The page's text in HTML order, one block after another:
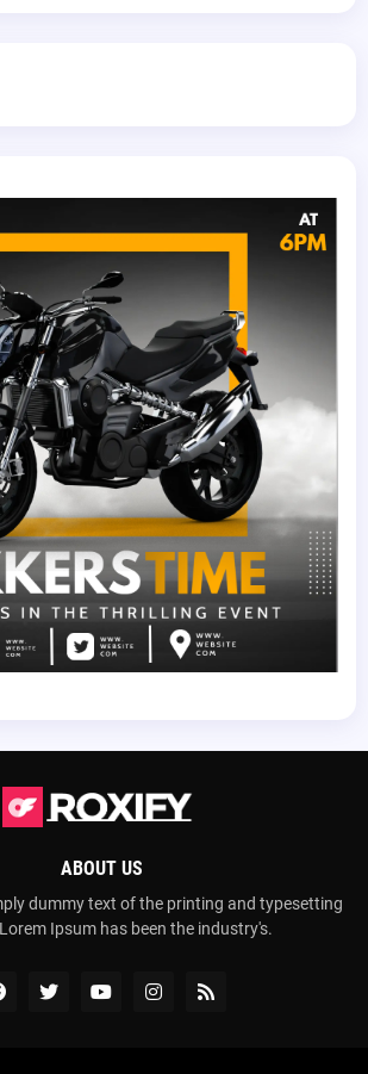
ABOUT US
dummy text of the printing and typesetting
Ipsum has been the industry's.